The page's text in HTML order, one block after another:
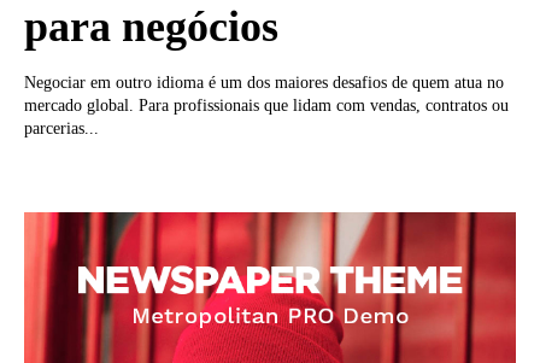
para negócios
Negociar em outro idioma é um dos maiores desafios de quem atua no
mercado global. Para profissionais que lidam com vendas, contratos ou
parcerias...